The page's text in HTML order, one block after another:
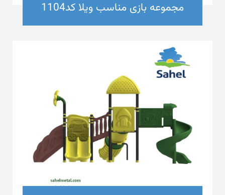
مجموعه بازی مناسب ویلا کد1104